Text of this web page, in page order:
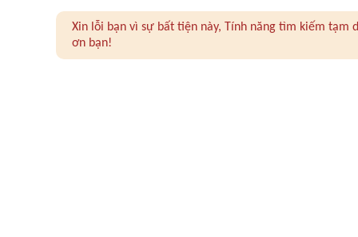
Xin lỗi bạn vì sự bất tiện này, Tính năng tìm kiếm
ơn bạn!